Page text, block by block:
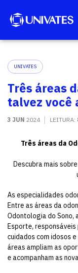
UNIVATES
Três áreas
talvez você
3 JUN 2024 LEITURA:
Três áreas da
Descubra mais
As especialidades
Entre as áreas da
Odontologia do Sono,
Esporte,
cuidados com idosos
áreas ampliam as
e acompanham as